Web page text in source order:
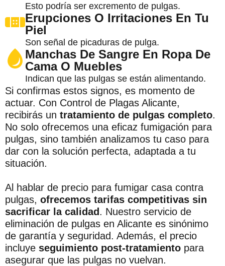
Esto podría ser excremento de pulgas.
Erupciones O Irritaciones En Tu
Piel
Son señal de picaduras de pulga.
Manchas De Sangre En Ropa De
Cama O Muebles
Indican que las pulgas se están alimentando.
Si confirmas estos signos, es momento de
actuar. Con Control de Plagas Alicante,
recibirás un tratamiento de pulgas completo.
No solo ofrecemos una eficaz fumigación para
pulgas, sino también analizamos tu caso para
dar con la solución perfecta, adaptada a tu
situación.
Al hablar de precio para fumigar casa contra
pulgas, ofrecemos tarifas competitivas sin
sacrificar la calidad. Nuestro servicio de
eliminación de pulgas en Alicante es sinónimo
de garantía y seguridad. Además, el precio
incluye seguimiento post-tratamiento para
asegurar que las pulgas no vuelvan.